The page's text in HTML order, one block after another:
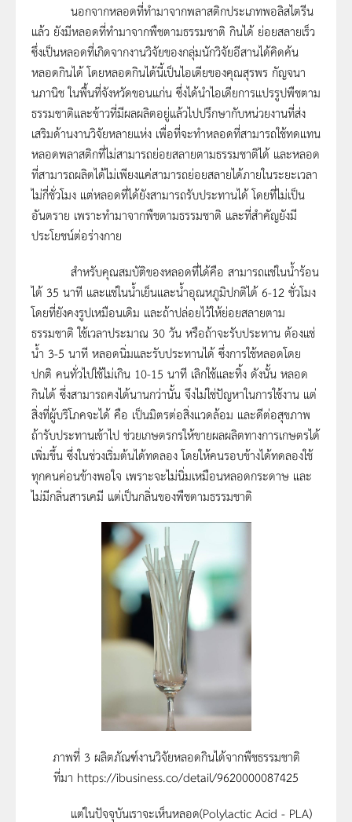
นอกจากหลอดที่ทำมาจากพลาสติกประเภทพอลิสไตรีน
แล้ว ยังมีหลอดที่ทำมาจากพืชตามธรรมชาติ กินได้ ย่อยสลายเร็ว
ซึ่งเป็นหลอดที่เกิดจากงานวิจัยของกลุ่มนักวิจัยอีสานได้คิดค้น
หลอดกินได้ โดยหลอดกินได้นี้เป็นไอเดียของคุณสุรพร กัญจนา
นภานิช ในพื้นที่จังหวัดขอนแก่น ซึ่งได้นำไอเดียการแปรรูปพืชตาม
ธรรมชาติและข้าวที่มีผลผลิตอยู่แล้วไปปรึกษากับหน่วยงานที่ส่ง
เสริมด้านงานวิจัยหลายแห่ง เพื่อที่จะทำหลอดที่สามารถใช้ทดแทน
หลอดพลาสติกที่ไม่สามารถย่อยสลายตามธรรมชาติได้ และหลอด
ที่สามารถผลิตได้ไม่เพียงแค่สามารถย่อยสลายได้ภายในระยะเวลา
ไม่กี่ชั่วโมง แต่หลอดที่ได้ยังสามารถรับประทานได้ โดยที่ไม่เป็น
อันตราย เพราะทำมาจากพืชตามธรรมชาติ และที่สำคัญยังมี
ประโยชน์ต่อร่างกาย
สำหรับคุณสมบัติของหลอดที่ได้คือ สามารถแช่ในน้ำร้อน
ได้ 35 นาที และแช่ในน้ำเย็นและน้ำอุณหภูมิปกติได้ 6-12 ชั่วโมง
โดยที่ยังคงรูปเหมือนเดิม และถ้าปล่อยไว้ให้ย่อยสลายตาม
ธรรมชาติ ใช้เวลาประมาณ 30 วัน หรือถ้าจะรับประทาน ต้องแช่
น้ำ 3-5 นาที หลอดนิ่มและรับประทานได้ ซึ่งการใช้หลอดโดย
ปกติ คนทั่วไปใช้ไม่เกิน 10-15 นาที เลิกใช้และทิ้ง ดังนั้น หลอด
กินได้ ซึ่งสามารถคงได้นานกว่านั้น จึงไม่ใช่ปัญหาในการใช้งาน แต่
สิ่งที่ผู้บริโภคจะได้ คือ เป็นมิตรต่อสิ่งแวดล้อม และดีต่อสุขภาพ
ถ้ารับประทานเข้าไป ช่วยเกษตรกรให้ขายผลผลิตทางการเกษตรได้
เพิ่มขึ้น ซึ่งในช่วงเริ่มต้นได้ทดลอง โดยให้คนรอบข้างได้ทดลองใช้
ทุกคนค่อนข้างพอใจ เพราะจะไม่นิ่มเหมือนหลอดกระดาษ และ
ไม่มีกลิ่นสารเคมี แต่เป็นกลิ่นของพืชตามธรรมชาติ
ภาพที่ 3 ผลิตภัณฑ์งานวิจัยหลอดกินได้จากพืชธรรมชาติ
ที่มา https://ibusiness.co/detail/9620000087425
แต่ในปัจจุบันเราจะเห็นหลอด(Polylactic Acid - PLA)